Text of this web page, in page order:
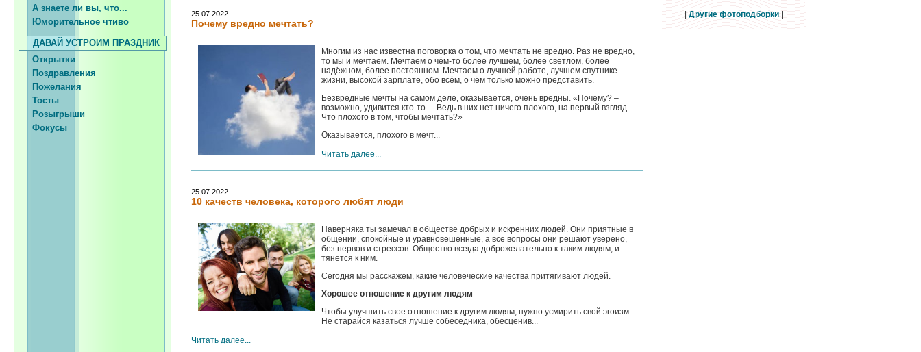
А знаете ли вы, что...
Юморительное чтиво
ДАВАЙ УСТРОИМ ПРАЗДНИК
Открытки
Поздравления
Пожелания
Тосты
Розыгрыши
Фокусы
25.07.2022
Почему вредно мечтать?
Многим из нас известна поговорка о том, что мечтать не вредно. Раз не вредно,
то мы и мечтаем. Мечтаем о чём-то более лучшем, более светлом, более
надёжном, более постоянном. Мечтаем о лучшей работе, лучшем спутнике
жизни, высокой зарплате, обо всём, о чём только можно представить.
Безвредные мечты на самом деле, оказывается, очень вредны. «Почему? –
возможно, удивится кто-то. – Ведь в них нет ничего плохого, на первый взгляд.
Что плохого в том, чтобы мечтать?»
Оказывается, плохого в мечт...
Читать далее...
25.07.2022
10 качеств человека, которого любят люди
Наверняка ты замечал в обществе добрых и искренних людей. Они приятные в
общении, спокойные и уравновешенные, а все вопросы они решают уверено,
без нервов и стрессов. Общество всегда доброжелательно к таким людям, и
тянется к ним.
Сегодня мы расскажем, какие человеческие качества притягивают людей.
Хорошее отношение к другим людям
Чтобы улучшить свое отношение к другим людям, нужно усмирить свой эгоизм.
Не старайся казаться лучше собеседника, обесценив...
Читать далее...
Другие фотоподборки